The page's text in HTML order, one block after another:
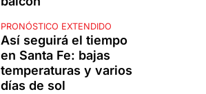
PRONÓSTICO EXTENDIDO
Así seguirá el tiempo
en Santa Fe: bajas
temperaturas y varios
días de sol